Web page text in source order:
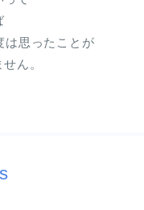
は思ったことが
ん。